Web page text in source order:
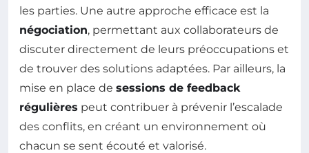
les parties. Une autre approche efficace est la
négociation, permettant aux collaborateurs de
discuter directement de leurs préoccupations et
de trouver des solutions adaptées. Par ailleurs, la
mise en place de sessions de feedback
régulières peut contribuer à prévenir l’escalade
des conflits, en créant un environnement où
chacun se sent écouté et valorisé.